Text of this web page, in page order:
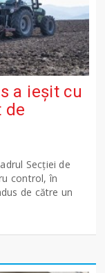
a ieșit cu
de
Secției de
control, în
de către un